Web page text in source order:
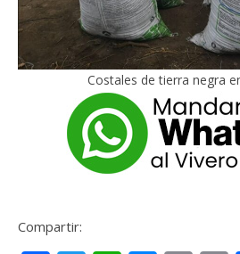
Costales de tierra negra
Compartir: